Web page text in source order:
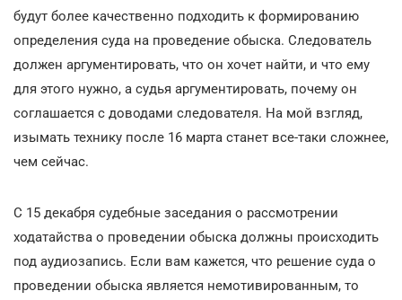
будут более качественно подходить к формированию
определения суда на проведение обыска. Следователь
должен аргументировать, что он хочет найти, и что ему
для этого нужно, а судья аргументировать, почему он
соглашается с доводами следователя. На мой взгляд,
изымать технику после 16 марта станет все-таки сложнее,
чем сейчас.
С 15 декабря судебные заседания о рассмотрении
ходатайства о проведении обыска должны происходить
под аудиозапись. Если вам кажется, что решение суда о
проведении обыска является немотивированным, то